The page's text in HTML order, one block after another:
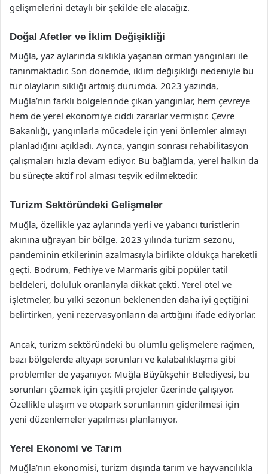
gelişmelerini detaylı bir şekilde ele alacağız.
Doğal Afetler ve İklim Değişikliği
Muğla, yaz aylarında sıklıkla yaşanan orman yangınları ile
tanınmaktadır. Son dönemde, iklim değişikliği nedeniyle bu
tür olayların sıklığı artmış durumda. 2023 yazında,
Muğla’nın farklı bölgelerinde çıkan yangınlar, hem çevreye
hem de yerel ekonomiye ciddi zararlar vermiştir. Çevre
Bakanlığı, yangınlarla mücadele için yeni önlemler almayı
planladığını açıkladı. Ayrıca, yangın sonrası rehabilitasyon
çalışmaları hızla devam ediyor. Bu bağlamda, yerel halkın da
bu süreçte aktif rol alması teşvik edilmektedir.
Turizm Sektöründeki Gelişmeler
Muğla, özellikle yaz aylarında yerli ve yabancı turistlerin
akınına uğrayan bir bölge. 2023 yılında turizm sezonu,
pandeminin etkilerinin azalmasıyla birlikte oldukça hareketli
geçti. Bodrum, Fethiye ve Marmaris gibi popüler tatil
beldeleri, doluluk oranlarıyla dikkat çekti. Yerel otel ve
işletmeler, bu yılki sezonun beklenenden daha iyi geçtiğini
belirtirken, yeni rezervasyonların da arttığını ifade ediyorlar.
Ancak, turizm sektöründeki bu olumlu gelişmelere rağmen,
bazı bölgelerde altyapı sorunları ve kalabalıklaşma gibi
problemler de yaşanıyor. Muğla Büyükşehir Belediyesi, bu
sorunları çözmek için çeşitli projeler üzerinde çalışıyor.
Özellikle ulaşım ve otopark sorunlarının giderilmesi için
yeni düzenlemeler yapılması planlanıyor.
Yerel Ekonomi ve Tarım
Muğla’nın ekonomisi, turizm dışında tarım ve hayvancılıkla